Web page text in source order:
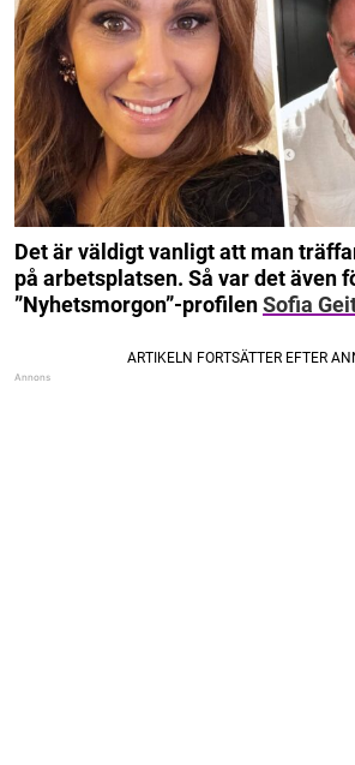
Det är väldigt vanligt att man
på arbetsplatsen. Så var det även
”Nyhetsmorgon”-profilenSofia